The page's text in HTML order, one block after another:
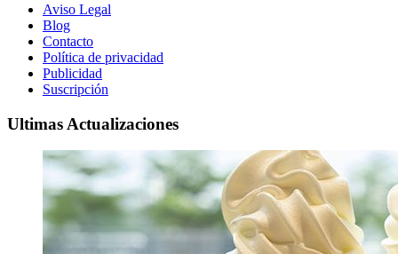
Aviso Legal
Blog
Contacto
Política de privacidad
Publicidad
Suscripción
Ultimas Actualizaciones